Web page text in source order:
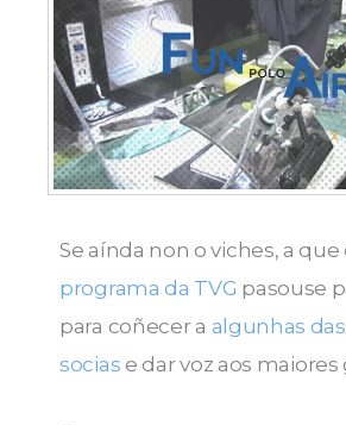
Se aínda non o viches, a que
programa da TVG pasouse
para coñecer a algunhas
socias e dar voz aos maiores